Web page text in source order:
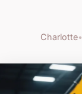
Charlotte•